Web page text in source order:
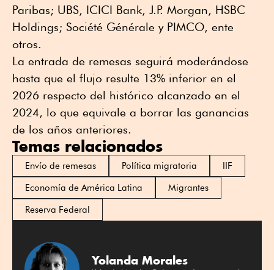
Paribas; UBS, ICICI Bank, J.P. Morgan, HSBC
Holdings; Société Générale y PIMCO, ente
otros.
La entrada de remesas seguirá moderándose
hasta que el flujo resulte 13% inferior en el
2026 respecto del histórico alcanzado en el
2024, lo que equivale a borrar las ganancias
de los años anteriores.
Temas relacionados
Envío de remesas Política migratoria
IIF
Economía de América Latina
Migrantes
Reserva Federal
Yolanda Morales